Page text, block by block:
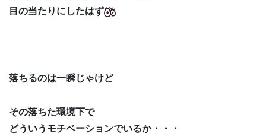
目の当たりにしたはず
落ちるのは一瞬じゃけど
その落ちた環境下で
どういうモチベーションでいるか・・・